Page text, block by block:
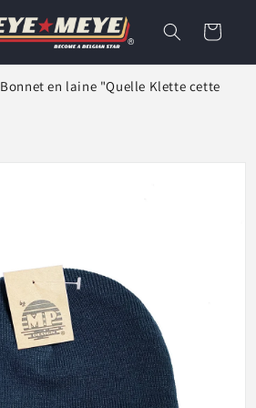
Panier
Bonnet en laine "Quelle Klette cette